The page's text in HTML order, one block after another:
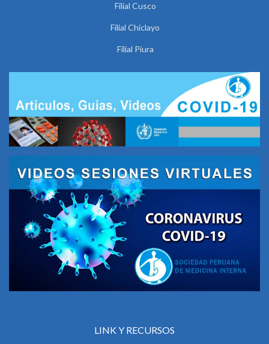
Filial Cusco
Filial Chiclayo
Filial Piura
LINK Y RECURSOS